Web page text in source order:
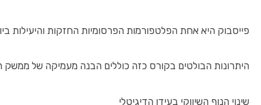
פייסבוק היא אחת הפלטפורמות הפרסומיות החזקות והיעילות
היתרונות הבולטים בקורס כזה כוללים הבנה מעמיקה של ממשק
שינוי הנוף השיווקי בעידן הדיגיטלי